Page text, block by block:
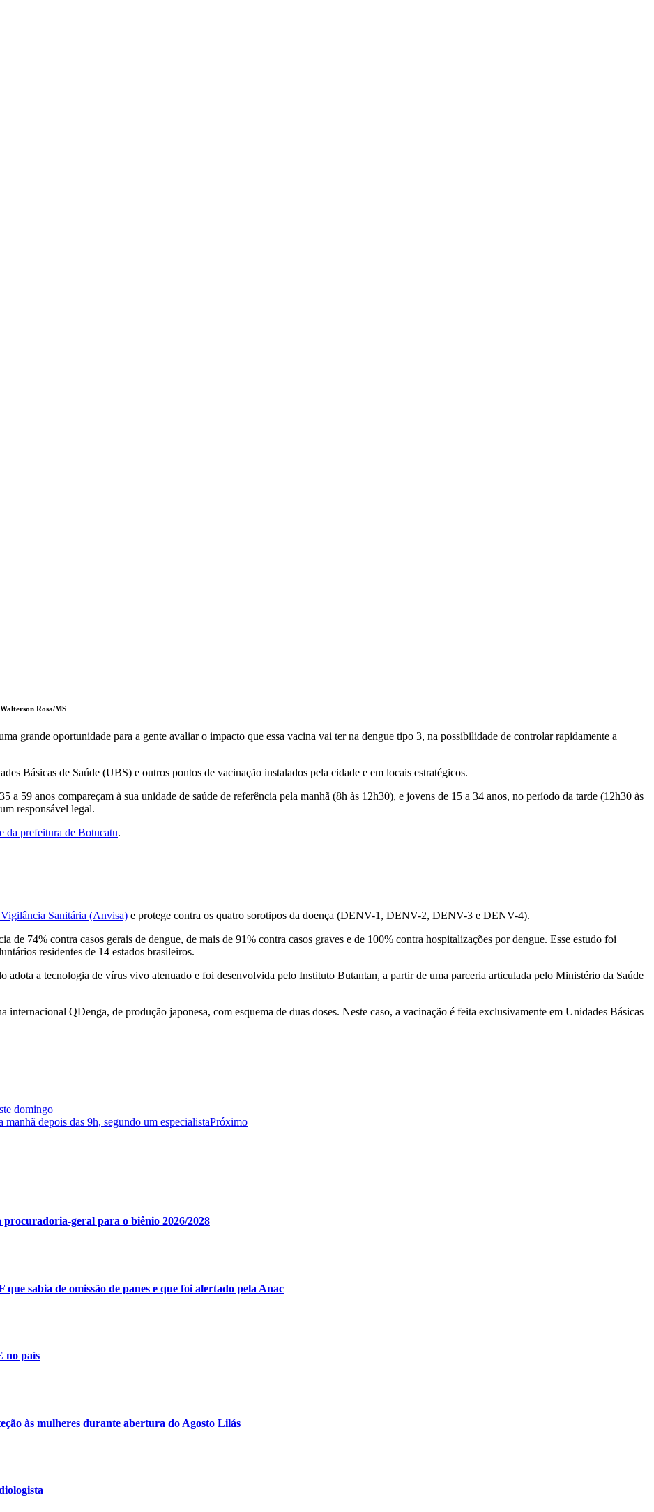
Rosa/MS
grande oportunidade para a gente avaliar o impacto que essa vacina vai ter na dengue tipo 3, na possibilidade de controlar rapidamente a
Básicas de Saúde (UBS) e outros pontos de vacinação instalados pela cidade e em locais estratégicos.
a 59 anos compareçam à sua unidade de saúde de referência pela manhã (8h às 12h30), e jovens de 15 a 34 anos, no período da tarde (12h30 às
responsável legal.
da prefeitura de Botucatu.
Sanitária (Anvisa) e protege contra os quatro sorotipos da doença (DENV-1, DENV-2, DENV-3 e DENV-4).
74% contra casos gerais de dengue, de mais de 91% contra casos graves e de 100% contra hospitalizações por dengue. Esse estudo foi
residentes de 14 estados brasileiros.
adota a tecnologia de vírus vivo atenuado e foi desenvolvida pelo Instituto Butantan, a partir de uma parceria articulada pelo Ministério da Saúde
QDenga, de produção japonesa, com esquema de duas doses. Neste caso, a vacinação é feita exclusivamente em Unidades Básicas
domingo
depois das 9h, segundo um especialistaPróximo
geral para o biênio 2026/2028
sabia de omissão de panes e que foi alertado pela Anac
no país
às mulheres durante abertura do Agosto Lilás